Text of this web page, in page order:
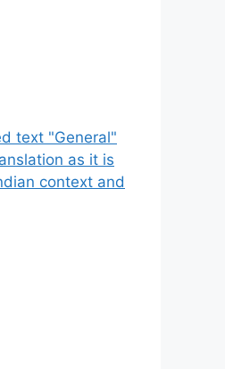
text "General"
as it is
context and